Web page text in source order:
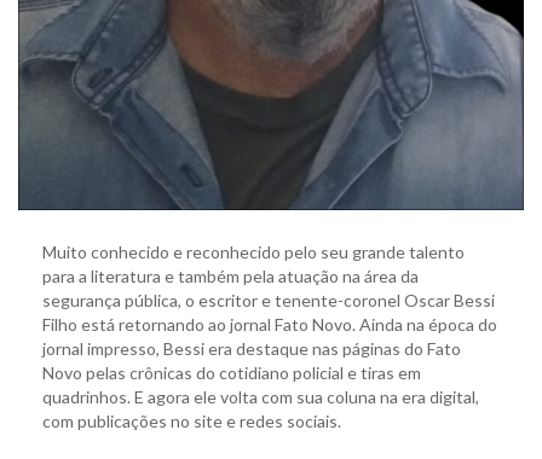
Muito conhecido e reconhecido pelo seu grande talento
para a literatura e também pela atuação na área da
segurança pública, o escritor e tenente-coronel Oscar Bessi
Filho está retornando ao jornal Fato Novo. Ainda na época do
jornal impresso, Bessi era destaque nas páginas do Fato
Novo pelas crônicas do cotidiano policial e tiras em
quadrinhos. E agora ele volta com sua coluna na era digital,
com publicações no site e redes sociais.